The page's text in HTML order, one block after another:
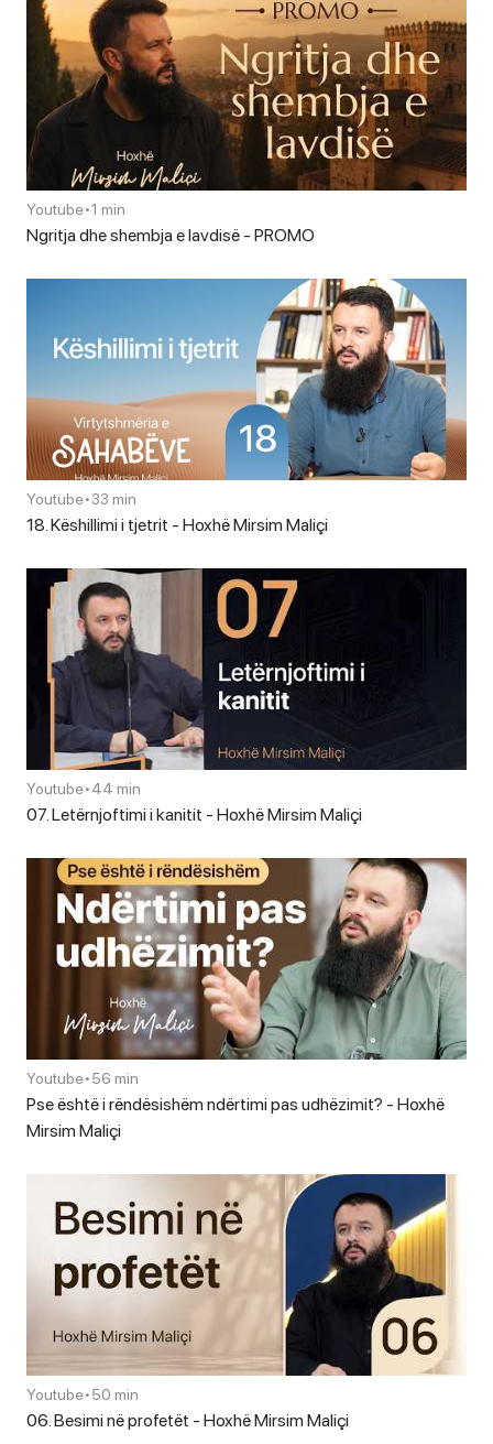
Youtube•1 min
Ngritja dhe shembja e lavdisë - PROMO
Youtube•33 min
18. Këshillimi i tjetrit - Hoxhë Mirsim Maliçi
Youtube•44 min
07. Letërnjoftimi i kanitit - Hoxhë Mirsim Maliçi
Youtube•56 min
Pse është i rëndësishëm ndërtimi pas udhëzimit? - Hoxhë
Mirsim Maliçi
Youtube•50 min
06. Besimi në profetët - Hoxhë Mirsim Maliçi